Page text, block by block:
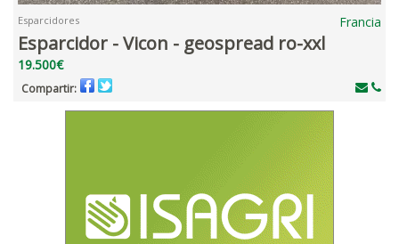
Esparcidores Francia
Esparcidor - Vicon - geospread ro-xxl
19.500€
Compartir: